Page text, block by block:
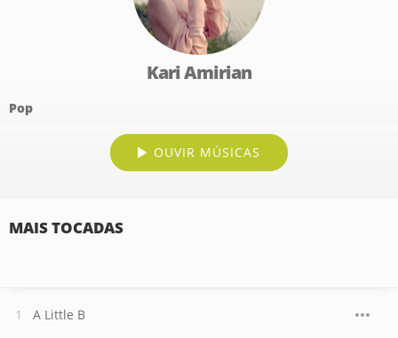
Kari Amirian
Pop
OUVIR MÚSICAS
MAIS TOCADAS
A Little B